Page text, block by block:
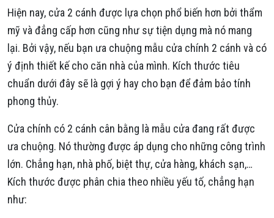
Hiện nay, cửa 2 cánh được lựa chọn phổ biến hơn bởi thẩm
mỹ và đẳng cấp hơn cũng như sự tiện dụng mà nó mang
lại. Bởi vậy, nếu bạn ưa chuộng mẫu cửa chính 2 cánh và có
ý định thiết kế cho căn nhà của mình. Kích thước tiêu
chuẩn dưới đây sẽ là gợi ý hay cho bạn để đảm bảo tính
phong thủy.
Cửa chính có 2 cánh cân bằng là mẫu cửa đang rất được
ưa chuộng. Nó thường được áp dụng cho những công trình
lớn. Chẳng hạn, nhà phố, biệt thự, cửa hàng, khách sạn,…
Kích thước được phân chia theo nhiều yếu tố, chẳng hạn
như: